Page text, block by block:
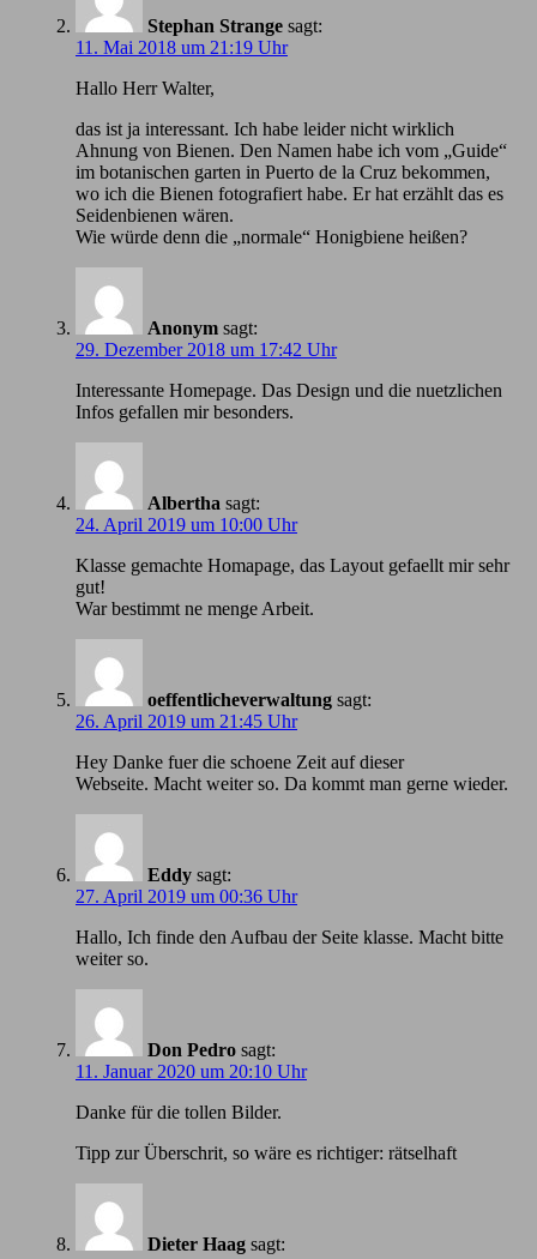
Stephan Strange sagt:
11. Mai 2018 um 21:19 Uhr
Hallo Herr Walter,
das ist ja interessant. Ich habe leider nicht wirklich
Ahnung von Bienen. Den Namen habe ich vom „Guide“
im botanischen garten in Puerto de la Cruz bekommen,
wo ich die Bienen fotografiert habe. Er hat erzählt das es
Seidenbienen wären.
Wie würde denn die „normale“ Honigbiene heißen?
Anonym sagt:
29. Dezember 2018 um 17:42 Uhr
Іnteressante Homepage. Das Design und die nuetzlichen
Infos gefallen mir besonders.
Albertha sagt:
24. April 2019 um 10:00 Uhr
Klasse gemachte Homapage, das Layout gefaellt mir sehr
gut!
War bestimmt ne menge Arbeit.
oeffentlicheverwaltung sagt:
26. April 2019 um 21:45 Uhr
Hey Danke fuer die schoene Zeit auf dieser
Webseite. Macht weiter so. Da kommt man gerne wieder.
Eddy sagt:
27. April 2019 um 00:36 Uhr
Hallo, Ich finde den Aufbau der Seite klasse. Macht bitte
weiter so.
Don Pedro sagt:
11. Januar 2020 um 20:10 Uhr
Danke für die tollen Bilder.
Tipp zur Überschrit, so wäre es richtiger: rätselhaft
Dieter Haag sagt: